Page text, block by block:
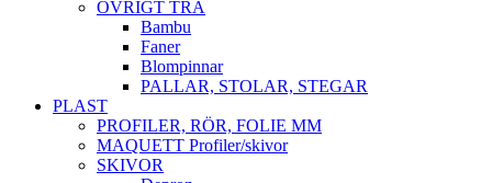
ÖVRIGT TRÄ
Bambu
Faner
Blompinnar
PALLAR, STOLAR, STEGAR
PLAST
PROFILER, RÖR, FOLIE MM
MAQUETT Profiler/skivor
SKIVOR